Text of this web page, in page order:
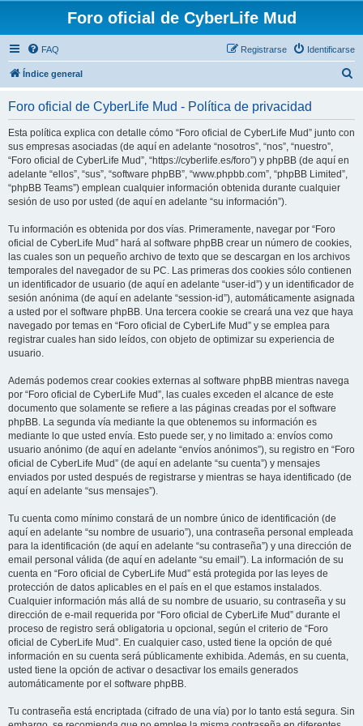
Foro oficial de CyberLife Mud
FAQ Identificarse
Registrarse
Índice general
Foro oficial de CyberLife Mud - Política de privacidad
Esta política explica con detalle cómo “Foro oficial de CyberLife Mud” junto con
sus empresas asociadas (de aquí en adelante “nosotros”, “nos”, “nuestro”,
“Foro oficial de CyberLife Mud”, “https://cyberlife.es/foro”) y phpBB (de aquí en
adelante “ellos”, “sus”, “software phpBB”, “www.phpbb.com”, “phpBB Limited”,
“phpBB Teams”) emplean cualquier información obtenida durante cualquier
sesión de uso por usted (de aquí en adelante “su información”).
Tu información es obtenida por dos vías. Primeramente, navegar por “Foro
oficial de CyberLife Mud” hará al software phpBB crear un número de cookies,
las cuales son un pequeño archivo de texto que se descargan en los archivos
temporales del navegador de su PC. Las primeras dos cookies sólo contienen
un identificador de usuario (de aquí en adelante “user-id”) y un identificador de
sesión anónima (de aquí en adelante “session-id”), automáticamente asignada
a usted por el software phpBB. Una tercera cookie se creará una vez que haya
navegado por temas en “Foro oficial de CyberLife Mud” y se emplea para
registrar cuales han sido leídos, con objeto de optimizar su experiencia de
usuario.
Además podemos crear cookies externas al software phpBB mientras navega
por “Foro oficial de CyberLife Mud”, las cuales exceden el alcance de este
documento que solamente se refiere a las páginas creadas por el software
phpBB. La segunda vía mediante la que obtenemos su información es
mediante lo que usted envía. Esto puede ser, y no limitado a: envíos como
usuario anónimo (de aquí en adelante “envíos anónimos”), su registro en “Foro
oficial de CyberLife Mud” (de aquí en adelante “su cuenta”) y mensajes
enviados por usted después de registrarse y mientras se haya identificado (de
aquí en adelante “sus mensajes”).
Tu cuenta como mínimo constará de un nombre único de identificación (de
aquí en adelante “su nombre de usuario”), una contraseña personal empleada
para la identificación (de aquí en adelante “su contraseña”) y una dirección de
email personal válida (de aquí en adelante “su email”). La información de su
cuenta en “Foro oficial de CyberLife Mud” está protegida por las leyes de
protección de datos aplicables en el país en el que estamos instalados.
Cualquier información más allá de su nombre de usuario, su contraseña y su
dirección de e-mail requerida por “Foro oficial de CyberLife Mud” durante el
proceso de registro será obligatoria u opcional, según el criterio de “Foro
oficial de CyberLife Mud”. En cualquier caso, usted tiene la opción de qué
información en su cuenta será públicamente exhibida. Además, en su cuenta,
usted tiene la opción de activar o desactivar los emails generados
automáticamente por el software phpBB.
Tu contraseña está encriptada (cifrado de una vía) por lo tanto está segura. Sin